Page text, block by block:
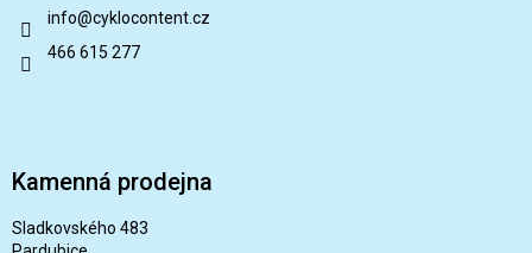
info@cyklocontent.cz
466 615 277
Kamenná prodejna
Sladkovského 483